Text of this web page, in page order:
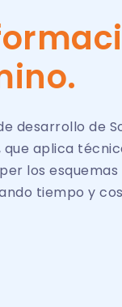
desarrollo de
aplica
los esquemas
tiempo y